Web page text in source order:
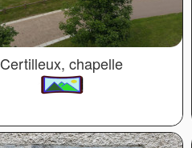
Certilleux, chapelle